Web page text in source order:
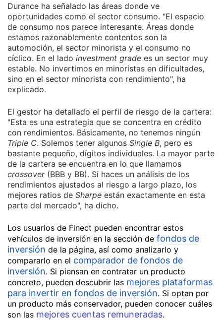
Durance ha señalado las áreas donde ve
oportunidades como el sector consumo. "El espacio
de consumo nos parece interesante. Áreas donde
estamos razonablemente contentos son la
automoción, el sector minorista y el consumo no
cíclico. En el lado investment grade es un sector muy
estable. No invertimos en minoristas en dificultades,
sino en el sector minorista con rendimiento", ha
explicado.
El gestor ha detallado el perfil de riesgo de la cartera:
"Esta es una estrategia que se concentra en crédito
con rendimientos. Básicamente, no tenemos ningún
Triple C. Solemos tener algunos Single B, pero es
bastante pequeño, dígitos individuales. La mayor parte
de la cartera se encuentra en lo que llamamos
crossover (BBB y BB). Si haces un análisis de los
rendimientos ajustados al riesgo a largo plazo, los
mejores ratios de Sharpe están exactamente en esta
parte del mercado", ha dicho.
Los usuarios de Finect pueden encontrar estos
vehículos de inversión en la sección de fondos de
inversión de la página, así como analizarlo y
compararlo en el comparador de fondos de
inversión. Si piensan en contratar un producto
concreto, pueden descubrir las mejores plataformas
para invertir en fondos de inversión. Si optan por
un producto más conservador, pueden conocer cuáles
son las mejores cuentas remuneradas.